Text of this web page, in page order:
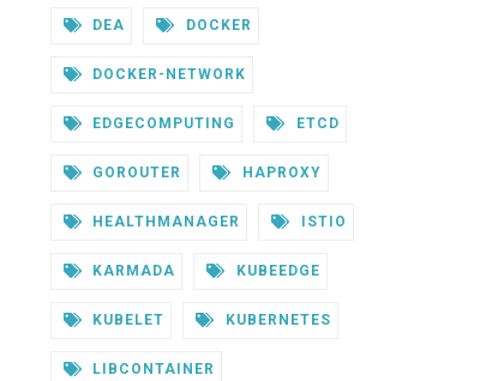
DEA DOCKER
DOCKER-NETWORK
EDGECOMPUTING ETCD
GOROUTER HAPROXY
HEALTHMANAGER ISTIO
KARMADA KUBEEDGE
KUBELET KUBERNETES
LIBCONTAINER